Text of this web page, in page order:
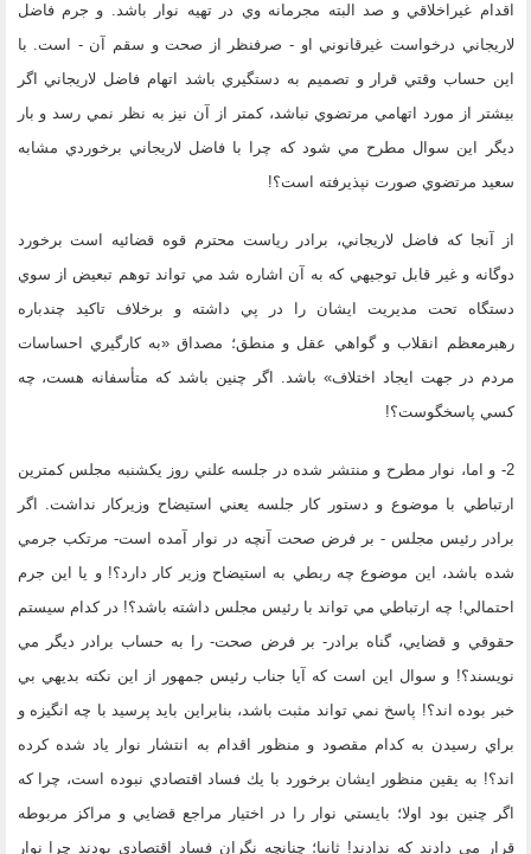
اقدام غيراخلاقي و صد البته مجرمانه وي در تهيه نوار باشد. و جرم فاضل
لاريجاني درخواست غيرقانوني او - صرفنظر از صحت و سقم آن - است. با
اين حساب وقتي قرار و تصميم به دستگيري باشد اتهام فاضل لاريجاني اگر
بيشتر از مورد اتهامي مرتضوي نباشد، كمتر از آن نيز به نظر نمي رسد و بار
ديگر اين سوال مطرح مي شود كه چرا با فاضل لاريجاني برخوردي مشابه
سعيد مرتضوي صورت نپذيرفته است؟!
از آنجا كه فاضل لاريجاني، برادر رياست محترم قوه قضائيه است برخورد
دوگانه و غير قابل توجيهي كه به آن اشاره شد مي تواند توهم تبعيض از سوي
دستگاه تحت مديريت ايشان را در پي داشته و برخلاف تاكيد چندباره
رهبرمعظم انقلاب و گواهي عقل و منطق؛ مصداق «به كارگيري احساسات
مردم در جهت ايجاد اختلاف» باشد. اگر چنين باشد كه متأسفانه هست، چه
كسي پاسخگوست؟!
2- و اما، نوار مطرح و منتشر شده در جلسه علني روز يكشنبه مجلس كمترين
ارتباطي با موضوع و دستور كار جلسه يعني استيضاح وزيركار نداشت. اگر
برادر رئيس مجلس - بر فرض صحت آنچه در نوار آمده است- مرتكب جرمي
شده باشد، اين موضوع چه ربطي به استيضاح وزير كار دارد؟! و يا اين جرم
احتمالي! چه ارتباطي مي تواند با رئيس مجلس داشته باشد؟! در كدام سيستم
حقوقي و قضايي، گناه برادر- بر فرض صحت- را به حساب برادر ديگر مي
نويسند؟! و سوال اين است كه آيا جناب رئيس جمهور از اين نكته بديهي بي
خبر بوده اند؟! پاسخ نمي تواند مثبت باشد، بنابراين بايد پرسيد با چه انگيزه و
براي رسيدن به كدام مقصود و منظور اقدام به انتشار نوار ياد شده كرده
اند؟! به يقين منظور ايشان برخورد با يك فساد اقتصادي نبوده است، چرا كه
اگر چنين بود اولا؛ بايستي نوار را در اختيار مراجع قضايي و مراكز مربوطه
قرار مي دادند كه ندادند! ثانيا؛ چنانچه نگران فساد اقتصادي بودند چرا نوار